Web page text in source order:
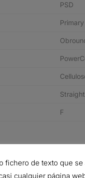
PSD
Primary
Straight
F
AIR FILTER,
fichero de texto que se
cualquier página